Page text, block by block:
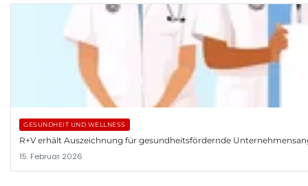
GESUNDHEIT UND WELLNESS
R+V erhält Auszeichnung für gesundheitsfördernde
15. Februar 2026